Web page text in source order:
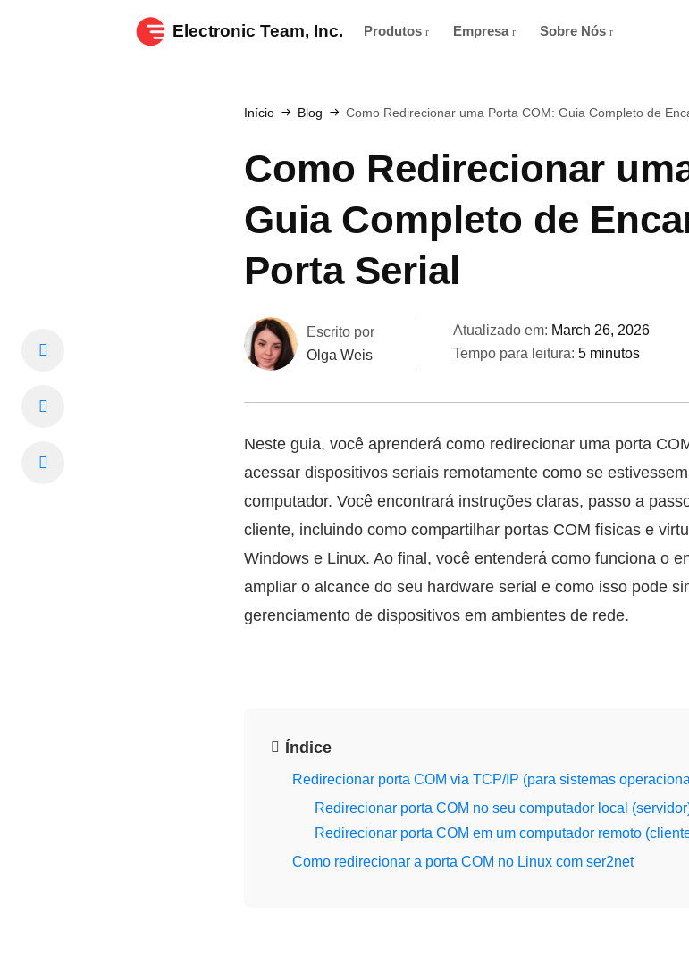
Electronic Team, Inc. Produtos Empresa Sobre Nós
Início Blog Como Redirecionar uma Porta COM: Guia Completo de
Como Redirecionar
Guia Completo de
Porta Serial
Escrito por
Olga Weis
Atualizado em: March 26, 2026
Tempo para leitura: 5 minutos
Neste guia, você aprenderá como redirecionar uma porta
acessar dispositivos seriais remotamente como se
computador. Você encontrará instruções claras, passo a
cliente, incluindo como compartilhar portas COM físicas e
Windows e Linux. Ao final, você entenderá como funciona o
ampliar o alcance do seu hardware serial e como isso pode
gerenciamento de dispositivos em ambientes de rede.
Índice
Redirecionar porta COM via TCP/IP (para sistemas
Redirecionar porta COM no seu computador local
Redirecionar porta COM em um computador remoto
Como redirecionar a porta COM no Linux com ser2net